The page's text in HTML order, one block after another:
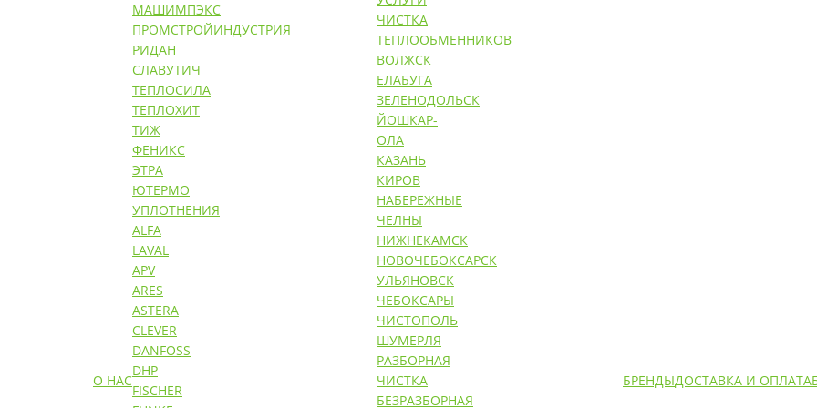
О НАС
МАШИМПЭКС
ПРОМСТРОЙИНДУСТРИЯ
РИДАН
СЛАВУТИЧ
ТЕПЛОСИЛА
ТЕПЛОХИТ
ТИЖ
ФЕНИКС
ЭТРА
ЮТЕРМО
УПЛОТНЕНИЯ
ALFA
LAVAL
APV
ARES
ASTERA
CLEVER
DANFOSS
DHP
FISCHER
ЧИСТКА
ТЕПЛООБМЕННИКОВ
ВОЛЖСК
ЕЛАБУГА
ЗЕЛЕНОДОЛЬСК
ЙОШКАР-
ОЛА
КАЗАНЬ
КИРОВ
НАБЕРЕЖНЫЕ
ЧЕЛНЫ
НИЖНЕКАМСК
НОВОЧЕБОКСАРСК
УЛЬЯНОВСК
ЧЕБОКСАРЫ
ЧИСТОПОЛЬ
ШУМЕРЛЯ
РАЗБОРНАЯ
ЧИСТКА
БЕЗРАЗБОРНАЯ
БРЕНДЫДОСТАВКА И ОПЛАТА